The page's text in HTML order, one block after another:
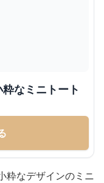
なミニトート
粋なデザインのミニ